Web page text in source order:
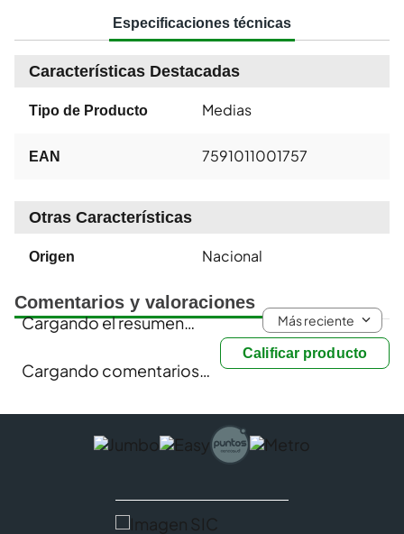
Especificaciones técnicas
Características Destacadas
Tipo de Producto Medias
EAN 7591011001757
Otras Características
Origen Nacional
Comentarios y valoraciones
Calificar producto
Cargando el resumen… Más reciente
Cargando comentarios…